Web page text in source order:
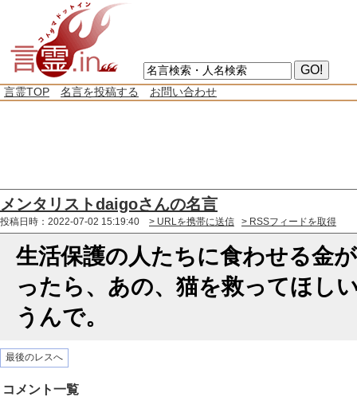
言霊TOP 名言を投稿する お問い合わせ
メンタリストdaigoさんの名言
投稿日時：2022-07-02 15:19:40 > URLを携帯に送信 > RSSフィードを取得
生活保護の人たちに食わせる金
ったら、あの、猫を救ってほし
うんで。
最後のレスへ
コメント一覧